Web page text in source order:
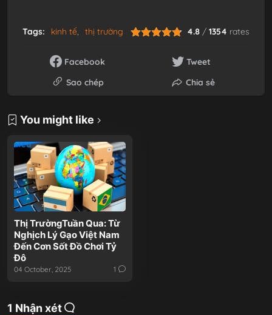
Tags: kinh tế thị trường 4.8 /1354 rates
Facebook
Tweet
Sao chép
Chia sẻ
You might like
Thị TrườngTuần Qua: Từ
Nghịch Lý Gạo Việt Nam
Đến Cơn Sốt Đồ Chơi Tỷ
Đô
04 October, 2025 1
1 Nhận xét